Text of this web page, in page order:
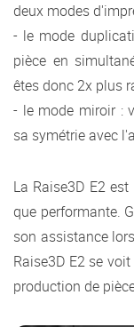
deux modes
- le mode
pièce en
êtes donc 2x plus
- le mode miroir :
sa symétrie avec
La Raise3D E2
que performante.
son assistance
Raise3D E2 se
production de